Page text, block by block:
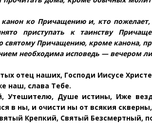
канон ко Причащению и, кто
приступать к таинству
святому Причащению, кроме канона,
необходима исповедь — вечером
отец наших, Господи Иисусе
наш, слава Тебе.
Утешителю, Душе истины, Иже
в ны, и очисти ны от всякия
Крепкий, Святый Безсмертный,